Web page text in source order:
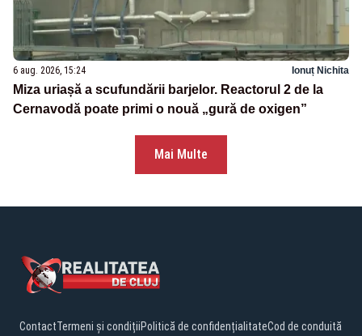
6 aug. 2026, 15:24 Ionuț Nichita
Miza uriașă a scufundării barjelor. Reactorul 2 de la
Cernavodă poate primi o nouă „gură de oxigen”
Mai Multe
ContactTermeni și condițiiPolitică de confidențialitateCod de conduită